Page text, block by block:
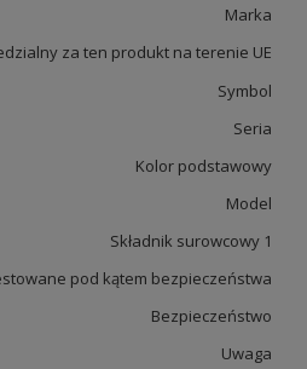
Marka
za ten produkt na terenie UE
Symbol
Seria
Kolor podstawowy
Model
Składnik surowcowy 1
pod kątem bezpieczeństwa
Bezpieczeństwo
Uwaga